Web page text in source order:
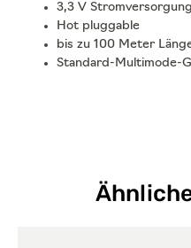
3,3 V Stromversorgung
Hot pluggable
bis zu 100 Meter
Standard-Multimode-